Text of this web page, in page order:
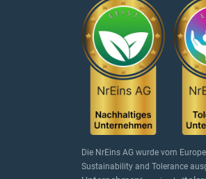
Die NrEins AG wurde vom
Sustainability and Tolerance